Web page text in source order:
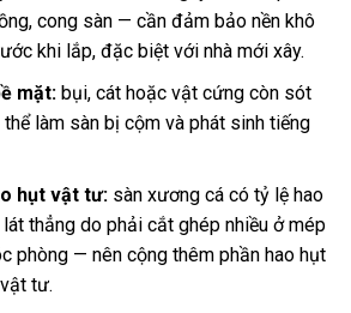
cong sàn — cần đảm bảo nền khô
khi lắp, đặc biệt với nhà mới xây.
mặt:bụi, cát hoặc vật cứng còn sót
làm sàn bị cộm và phát sinh tiếng
hụt vật tư:sàn xương cá có tỷ lệ hao
thẳng do phải cắt ghép nhiều ở mép
phòng — nên cộng thêm phần hao hụt
tư.